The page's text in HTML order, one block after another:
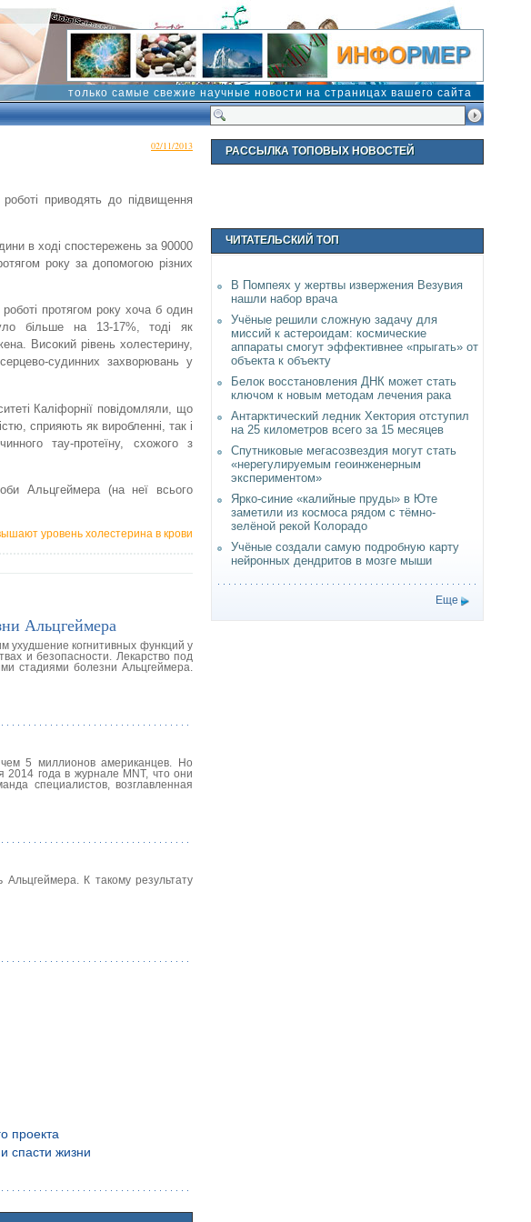
только самые свежие научные новости на страницах вашего сайта
02/11/2013
приводять до підвищення
в ході спостережень за 90000
року за допомогою різних
протягом року хоча б один
більше на 13-17%, тоді як
Високий рівень холестерину,
судинних захворювань у
Каліфорнії повідомляли, що
сприяють як виробленні, так і
тау-протеїну, схожого з
Альцгеймера (на неї всього
уровень холестерина в крови
Альцгеймера
ухудшение когнитивных функций у
и безопасности. Лекарство под
стадиями болезни Альцгеймера.
5 миллионов американцев. Но
2014 года в журнале MNT, что они
специалистов, возглавленная
К такому результату
проекта
спасти жизни
РАССЫЛКА ТОПОВЫХ НОВОСТЕЙ
ЧИТАТЕЛЬСКИЙ ТОП
В Помпеях у жертвы извержения Везувия
нашли набор врача
Учёные решили сложную задачу для
миссий к астероидам: космические
аппараты смогут эффективнее «прыгать» от
объекта к объекту
Белок восстановления ДНК может стать
ключом к новым методам лечения рака
Антарктический ледник Хектория отступил
на 25 километров всего за 15 месяцев
Спутниковые мегасозвездия могут стать
«нерегулируемым геоинженерным
экспериментом»
Ярко-синие «калийные пруды» в Юте
заметили из космоса рядом с тёмно-
зелёной рекой Колорадо
Учёные создали самую подробную карту
нейронных дендритов в мозге мыши
Еще